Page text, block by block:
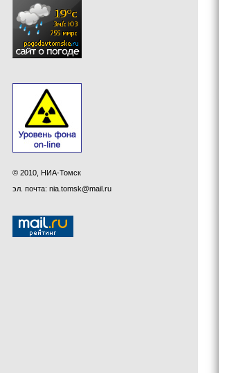
© 2010, НИА-Томск
эл. почта: nia.tomsk@mail.ru